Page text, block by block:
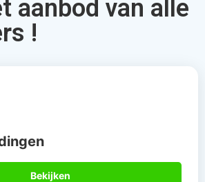
aanbod van alle
!
Bekijken